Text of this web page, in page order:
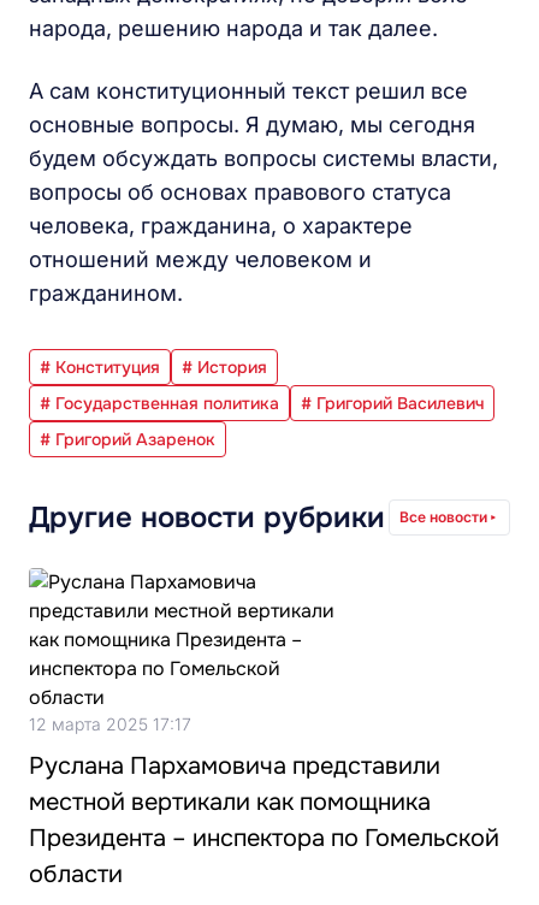
народа, решению народа и так далее.
А сам конституционный текст решил все
основные вопросы. Я думаю, мы сегодня
будем обсуждать вопросы системы власти,
вопросы об основах правового статуса
человека, гражданина, о характере
отношений между человеком и
гражданином.
# Конституция
# История
# Государственная политика
# Григорий Василевич
# Григорий Азаренок
Другие новости рубрики Все новости
12 марта 2025 17:17
Руслана Пархамовича представили
местной вертикали как помощника
Президента – инспектора по Гомельской
области